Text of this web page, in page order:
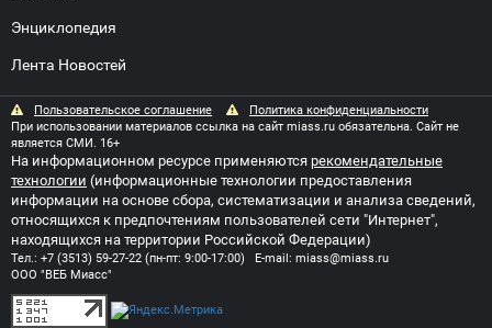
Энциклопедия
Лента Новостей
Пользовательское соглашение
Политика конфиденциальности
При использовании материалов ссылка на сайт miass.ru обязательна. Сайт не
является СМИ. 16+
На информационном ресурсе применяются рекомендательные
технологии (информационные технологии предоставления
информации на основе сбора, систематизации и анализа сведений,
относящихся к предпочтениям пользователей сети "Интернет",
находящихся на территории Российской Федерации)
Тел.: +7 (3513) 59-27-22 (пн-пт: 9:00-17:00) E-mail: miass@miass.ru
ООО "ВЕБ Миасс"